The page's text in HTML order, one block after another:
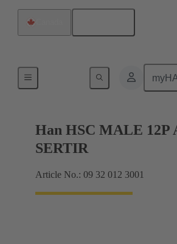
Han HSC MALE 12P
SERTIR
Article No.: 09 32 012 3001